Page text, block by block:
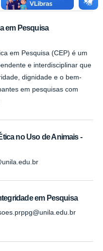
em Pesquisa
em Pesquisa (CEP) é um
e interdisciplinar que
dignidade e o bem-
em pesquisas com
no Uso de Animais -
em Pesquisa